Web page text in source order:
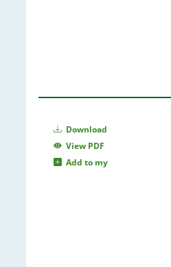
Download
View PDF
Add to my